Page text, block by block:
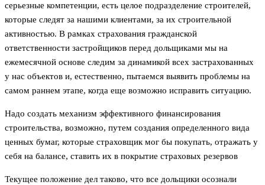
серьезные компетенции, есть целое подразделение строителей,
которые следят за нашими клиентами, за их строительной
активностью. В рамках страхования гражданской
ответственности застройщиков перед дольщиками мы на
ежемесячной основе следим за динамикой всех застрахованных
у нас объектов и, естественно, пытаемся выявить проблемы на
самом раннем этапе, когда еще возможно исправить ситуацию.
Надо создать механизм эффективного финансирования
строительства, возможно, путем создания определенного вида
ценных бумаг, которые страховщик мог бы покупать, отражать у
себя на балансе, ставить их в покрытие страховых резервов
Текущее положение дел таково, что все дольщики осознали